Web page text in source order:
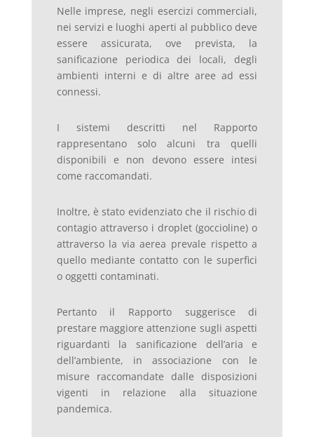
Nelle imprese, negli esercizi commerciali,
nei servizi e luoghi aperti al pubblico deve
essere assicurata, ove prevista, la
sanificazione periodica dei locali, degli
ambienti interni e di altre aree ad essi
connessi.
I sistemi descritti nel Rapporto
rappresentano solo alcuni tra quelli
disponibili e non devono essere intesi
come raccomandati.
Inoltre, è stato evidenziato che il rischio di
contagio attraverso i droplet (goccioline) o
attraverso la via aerea prevale rispetto a
quello mediante contatto con le superfici
o oggetti contaminati.
Pertanto il Rapporto suggerisce di
prestare maggiore attenzione sugli aspetti
riguardanti la sanificazione dell’aria e
dell’ambiente, in associazione con le
misure raccomandate dalle disposizioni
vigenti in relazione alla situazione
pandemica.